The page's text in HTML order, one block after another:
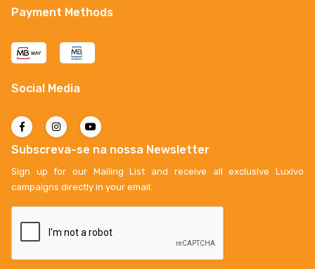
Payment Methods
Social Media
Subscreva-se na nossa Newsletter
Sign up for our Mailing List and receive all exclusive Luxivo
campaigns directly in your email.